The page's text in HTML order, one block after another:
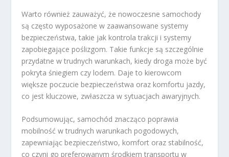
Warto również zauważyć, że nowoczesne samochody
są często wyposażone w zaawansowane systemy
bezpieczeństwa, takie jak kontrola trakcji i systemy
zapobiegające poślizgom. Takie funkcje są szczególnie
przydatne w trudnych warunkach, kiedy droga może być
pokryta śniegiem czy lodem. Daje to kierowcom
większe poczucie bezpieczeństwa oraz komfortu jazdy,
co jest kluczowe, zwłaszcza w sytuacjach awaryjnych.
Podsumowując, samochód znacząco poprawia
mobilność w trudnych warunkach pogodowych,
zapewniając bezpieczeństwo, komfort oraz stabilność,
co czyni go preferowanym środkiem transportu w